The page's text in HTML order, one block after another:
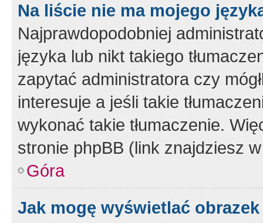
Na liście nie ma mojego
Najprawdopodobniej
języka lub nikt takiego
zapytać administratora czy
interesuje a jeśli takie
wykonać takie tłumaczenie.
stronie phpBB (link znajdziesz
Góra
Jak mogę wyświetlać